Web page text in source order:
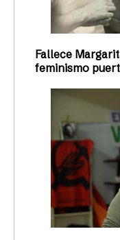
Fallece
feminismo